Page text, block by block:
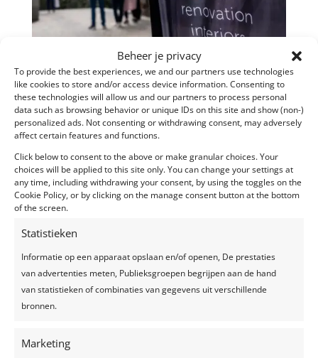
Beheer je privacy
To provide the best experiences, we and our partners use technologies
like cookies to store and/or access device information. Consenting to
these technologies will allow us and our partners to process personal
data such as browsing behavior or unique IDs on this site and show (non-)
personalized ads. Not consenting or withdrawing consent, may adversely
affect certain features and functions.
Click below to consent to the above or make granular choices. Your
choices will be applied to this site only. You can change your settings at
any time, including withdrawing your consent, by using the toggles on the
Cookie Policy, or by clicking on the manage consent button at the bottom
of the screen.
Statistieken
Informatie op een apparaat opslaan en/of openen, De prestaties
van advertenties meten, Publieksgroepen begrijpen aan de hand
van statistieken of combinaties van gegevens uit verschillende
bronnen.
Marketing
Exclusieve kijkdagen B+, 23-24 april 2022
doorMaison des Fêtes|apr 29, 2022
Exclusieve kijkdagen B+, 23-24 april Eventlocatie:
B+ Ingrediënten: Maison des Fêtes verzorgde de
exclusieve kijkdagen van B+ bij een van hun
bouwheren. Potentiële klanten konden er genieten
van een rondleiding in...